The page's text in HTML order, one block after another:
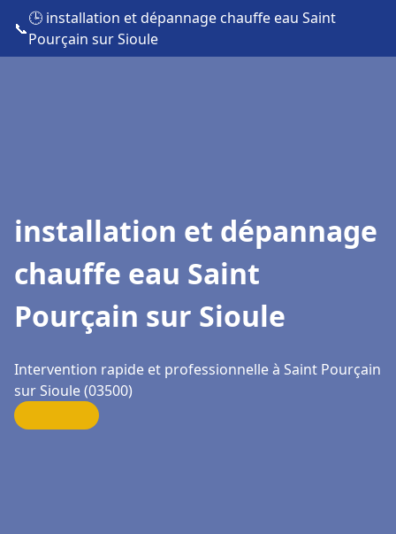
📞
🕒 installation et dépannage chauffe eau Saint
Pourçain sur Sioule
installation et dépannage
chauffe eau Saint
Pourçain sur Sioule
Intervention rapide et professionnelle à Saint Pourçain
sur Sioule (03500)